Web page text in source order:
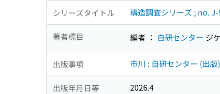
シリーズタイトル 構造調査シリーズ ; no.
著者標目 編者 ： 自研センター ジ
出版事項 市川 : 自研センター (出版)
出版年月日等 2026.4